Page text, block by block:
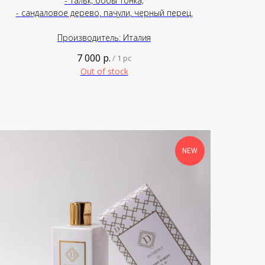
- сандаловое дерево, пачули, черный перец.
Производитель: Италия
7 000 р. / 1 pc
Out of stock
NEW